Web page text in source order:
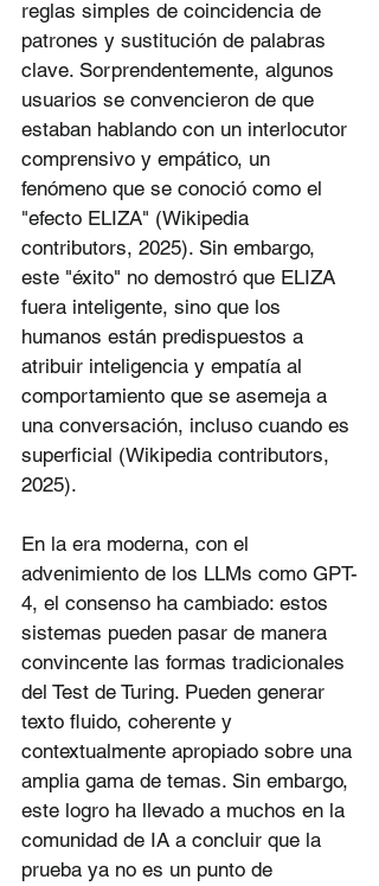
reglas simples de coincidencia de
patrones y sustitución de palabras
clave. Sorprendentemente, algunos
usuarios se convencieron de que
estaban hablando con un interlocutor
comprensivo y empático, un
fenómeno que se conoció como el
"efecto ELIZA" (Wikipedia
contributors, 2025). Sin embargo,
este "éxito" no demostró que ELIZA
fuera inteligente, sino que los
humanos están predispuestos a
atribuir inteligencia y empatía al
comportamiento que se asemeja a
una conversación, incluso cuando es
superficial (Wikipedia contributors,
2025).
En la era moderna, con el
advenimiento de los LLMs como GPT-
4, el consenso ha cambiado: estos
sistemas pueden pasar de manera
convincente las formas tradicionales
del Test de Turing. Pueden generar
texto fluido, coherente y
contextualmente apropiado sobre una
amplia gama de temas. Sin embargo,
este logro ha llevado a muchos en la
comunidad de IA a concluir que la
prueba ya no es un punto de